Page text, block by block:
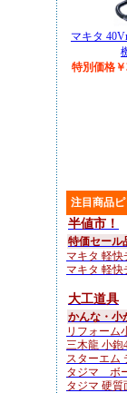
マキタ
特別価格￥
注目商品ピ
半値市！
特価セール
マキタ 軽快
マキタ 軽快
大工道具
かんな・小
リフォーム
三木龍 小鉋
スターエム
タジマ ボ
タジマ 硬質